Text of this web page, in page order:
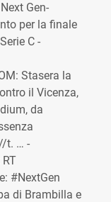
Gen-
per la finale
C -
Stasera la
il Vicenza,
da
t. … -
#NextGen
di Brambilla e